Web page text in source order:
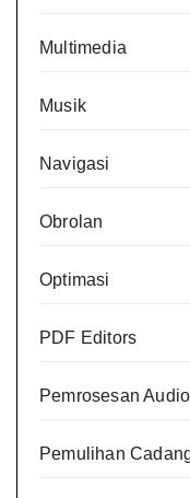
Multimedia
Musik
Navigasi
Obrolan
Optimasi
PDF Editors
Pemrosesan Audio
Pemulihan